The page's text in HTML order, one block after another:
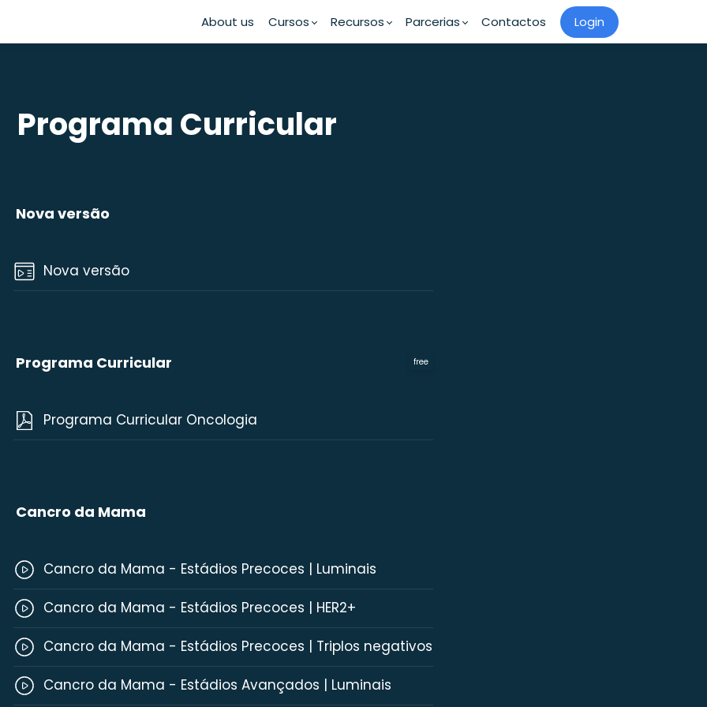
About us Cursos Recursos Parcerias Contactos Login
Programa Curricular
Nova versão
Nova versão
Programa Curricular free
Programa Curricular Oncologia
Cancro da Mama
Cancro da Mama - Estádios Precoces | Luminais
Cancro da Mama - Estádios Precoces | HER2+
Cancro da Mama - Estádios Precoces | Triplos negativos
Cancro da Mama - Estádios Avançados | Luminais